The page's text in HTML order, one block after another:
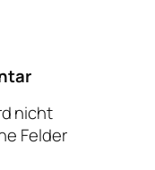
nicht
Felder